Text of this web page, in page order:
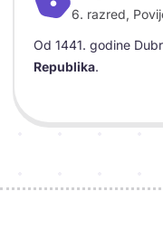
6. razred,
Od 1441. godine
Republika.